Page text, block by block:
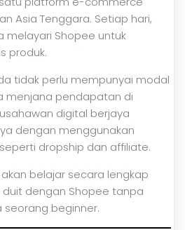
Asia Tenggara. Setiap hari,
Shopee untuk
produk.
tidak perlu mempunyai modal
menjana pendapatan di
digital berjaya
dengan menggunakan
dropship dan affiliate.
belajar secara lengkap
dengan Shopee tanpa
beginner.